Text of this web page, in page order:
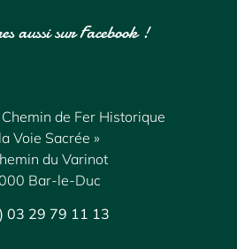
aussi sur Facebook !
de Fer Historique
Voie Sacrée »
du Varinot
Bar-le-Duc
03 29 79 11 13